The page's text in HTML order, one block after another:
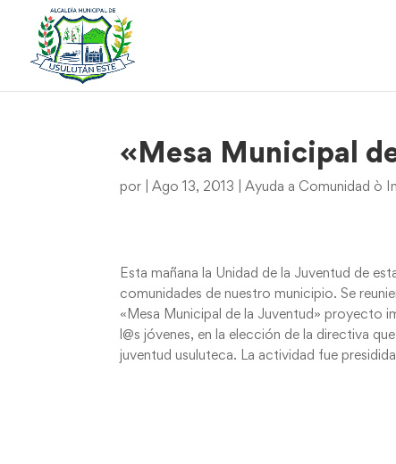
«Mesa Municipal
por |Ago 13, 2013 |Ayuda a Comunidad ò
Esta mañana la Unidad de la Juventud de
comunidades de nuestro municipio. Se
«Mesa Municipal de la Juventud» proyecto
l@s jóvenes, en la elección de la directiva
juventud usuluteca. La actividad fue